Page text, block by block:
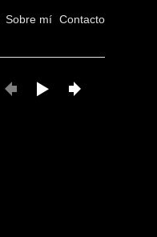
Sobre mí Contacto